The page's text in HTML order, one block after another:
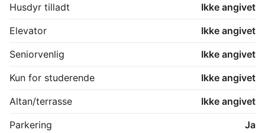
Husdyr tilladt
Ikke angivet
Elevator
Ikke angivet
Seniorvenlig
Ikke angivet
Kun for studerende
Ikke angivet
Altan/terrasse
Ikke angivet
Parkering
Ja